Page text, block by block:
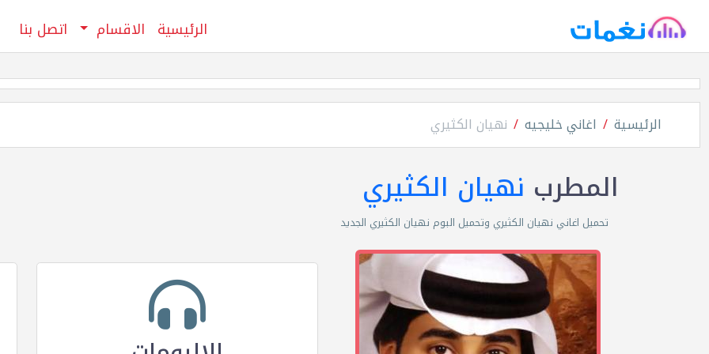
الرئيسية الاقسام اتصل بنا
الرئيسية اغاني خليجيه نهيان الكثيري
المطرب نهيان الكثيري
تحميل اغاني نهيان الكثيري وتحميل البوم نهيان الكثيري الجديد